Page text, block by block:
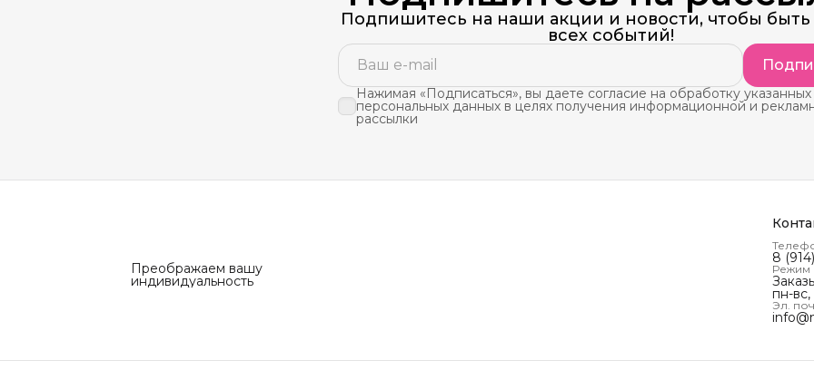
Подпишитесь на наши акции и новости, чтобы быть
всех событий!
Нажимая «Подписаться», вы даете согласие на обработку указанных
персональных данных в целях получения информационной и
рассылки
Преображаем вашу
индивидуальность
8
Режим
пн-
Эл.